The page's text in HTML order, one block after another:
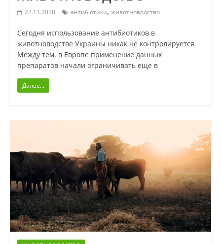
22.11.2018 антибіотики, животноводство
Сегодня использование антибиотиков в
животноводстве Украины никак не контролируется.
Между тем, в Европе применение данных
препаратов начали ограничивать еще в
Далее...